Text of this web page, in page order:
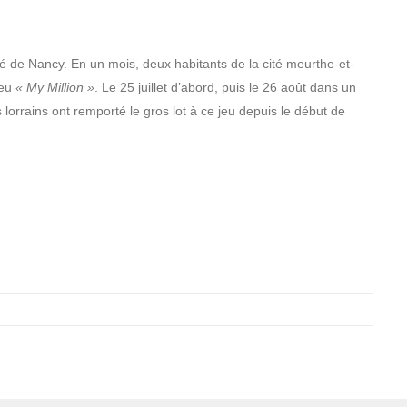
de Nancy. En un mois, deux habitants de la cité meurthe-et-
« My Million » . Le 25 juillet d’abord, puis le 26 août dans un
ont remporté le gros lot à ce jeu depuis le début de